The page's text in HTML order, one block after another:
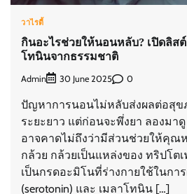
วาไรตี้
กินอะไรช่วยให้นอนหลับ? เปิดลิส
โทนินจากธรรมชาติ
Admin 30 June 2025 0
ปัญหาการนอนไม่หลับส่งผลต่อสุข
ระยะยาว แต่ก่อนจะพึ่งยา ลองมา
อาจคาดไม่ถึงว่ามีส่วนช่วยให้คุณ
กล้วย กล้วยเป็นแหล่งของ ทริปโต
เป็นกรดอะมิโนที่ร่างกายใช้ในกา
(serotonin) และ เมลาโทนิน […]